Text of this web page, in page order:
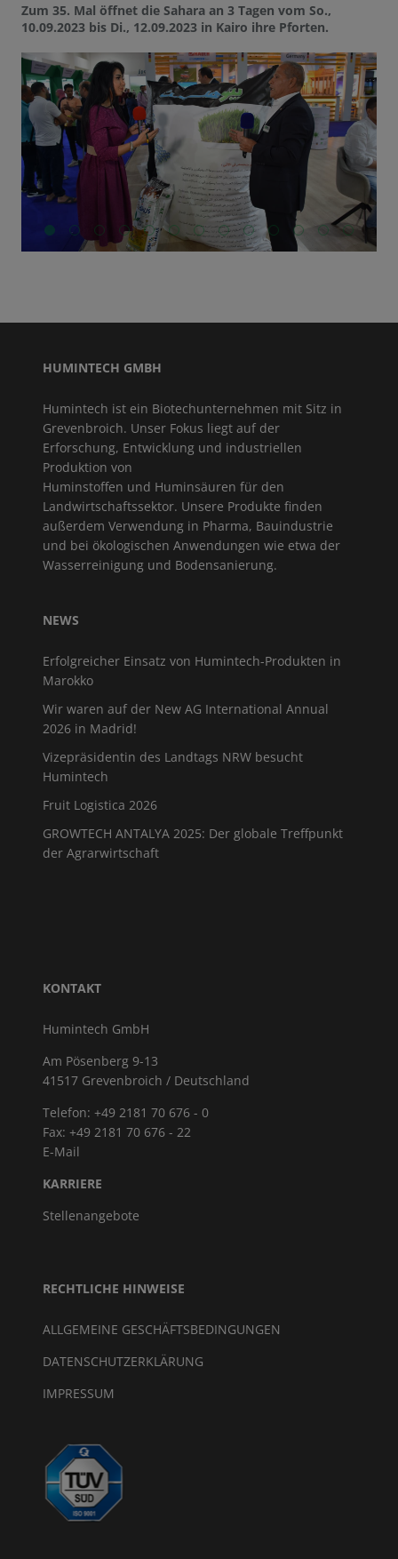
Zum 35. Mal öffnet die Sahara an 3 Tagen vom So.,
10.09.2023 bis Di., 12.09.2023 in Kairo ihre Pforten.
HUMINTECH GMBH
Humintech ist ein Biotechunternehmen mit Sitz in
Grevenbroich. Unser Fokus liegt auf der
Erforschung, Entwicklung und industriellen
Produktion von
Huminstoffen und Huminsäuren für den
Landwirtschaftssektor. Unsere Produkte finden
außerdem Verwendung in Pharma, Bauindustrie
und bei ökologischen Anwendungen wie etwa der
Wasserreinigung und Bodensanierung.
NEWS
Erfolgreicher Einsatz von Humintech-Produkten in
Marokko
Wir waren auf der New AG International Annual
2026 in Madrid!
Vizepräsidentin des Landtags NRW besucht
Humintech
Fruit Logistica 2026
GROWTECH ANTALYA 2025: Der globale Treffpunkt
der Agrarwirtschaft
KONTAKT
Humintech GmbH
Am Pösenberg 9-13
41517 Grevenbroich / Deutschland
Telefon: +49 2181 70 676 - 0
Fax: +49 2181 70 676 - 22
E-Mail
KARRIERE
Stellenangebote
RECHTLICHE HINWEISE
ALLGEMEINE GESCHÄFTSBEDINGUNGEN
DATENSCHUTZERKLÄRUNG
IMPRESSUM